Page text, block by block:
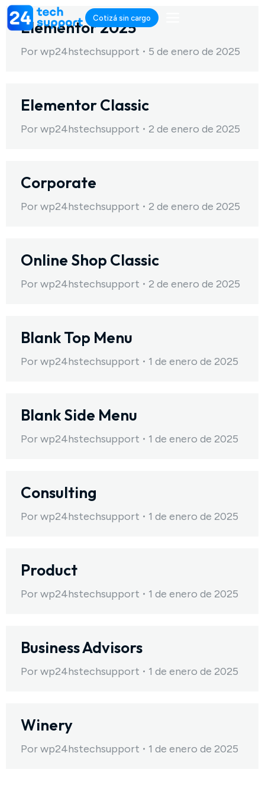
Cotizá sin cargo
Elementor 2025
Porwp24hstechsupport 5 de enero de 2025
Elementor Classic
Porwp24hstechsupport 2 de enero de 2025
Corporate
Porwp24hstechsupport 2 de enero de 2025
Online Shop Classic
Porwp24hstechsupport 2 de enero de 2025
Blank Top Menu
Porwp24hstechsupport 1 de enero de 2025
Blank Side Menu
Porwp24hstechsupport 1 de enero de 2025
Consulting
Porwp24hstechsupport 1 de enero de 2025
Product
Porwp24hstechsupport 1 de enero de 2025
Business Advisors
Porwp24hstechsupport 1 de enero de 2025
Winery
Porwp24hstechsupport 1 de enero de 2025